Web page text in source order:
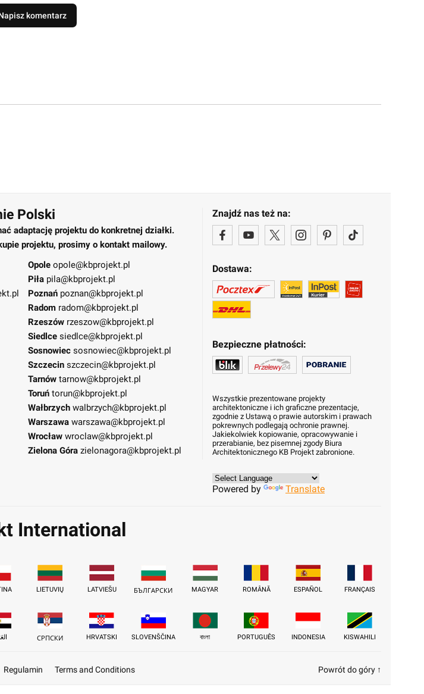
komentarz
Polski
adaptację projektu do konkretnej działki.
projektu, prosimy o kontakt mailowy.
Opole opole@kbprojekt.pl
Piła pila@kbprojekt.pl
Poznań poznan@kbprojekt.pl
Radom radom@kbprojekt.pl
Rzeszów rzeszow@kbprojekt.pl
Siedlce siedlce@kbprojekt.pl
Sosnowiec sosnowiec@kbprojekt.pl
Szczecin szczecin@kbprojekt.pl
Tarnów tarnow@kbprojekt.pl
Toruń torun@kbprojekt.pl
Wałbrzych walbrzych@kbprojekt.pl
Warszawa warszawa@kbprojekt.pl
Wrocław wroclaw@kbprojekt.pl
Zielona Góra zielonagora@kbprojekt.pl
Znajdź nas też na:
Dostawa:
Bezpieczne płatności:
Wszystkie prezentowane projekty
architektoniczne i ich graficzne prezentacje,
zgodnie z Ustawą o prawie autorskim i prawach
pokrewnych podlegają ochronie prawnej.
Jakiekolwiek kopiowanie, opracowywanie i
przerabianie, bez pisemnej zgody Biura
Architektonicznego KB Projekt zabronione.
Powered by Translate
International
LIETUVIŲ LATVIEŠU БЪЛГАРСКИ MAGYAR ROMÂNĂ ESPAÑOL FRANÇAIS
СРПСКИ HRVATSKI SLOVENŠČINA বাংলা PORTUGUÊS INDONESIA KISWAHILI
Regulamin Terms and Conditions Powrót do góry ↑